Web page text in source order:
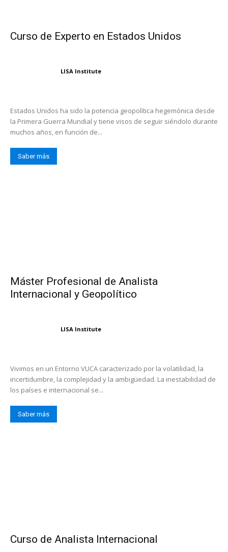
Curso de Experto en Estados Unidos
LISA Institute
Estados Unidos ha sido la potencia geopolítica hegemónica desde
la Primera Guerra Mundial y tiene visos de seguir siéndolo durante
muchos años, en función de...
Saber más
Máster Profesional de Analista
Internacional y Geopolítico
LISA Institute
Vivimos en un Entorno VUCA caracterizado por la volatilidad, la
incertidumbre, la complejidad y la ambigüedad. La inestabilidad de
los países e internacional se...
Saber más
Curso de Analista Internacional